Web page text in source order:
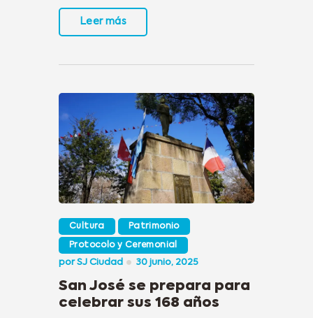
Leer más
Cultura Patrimonio
Protocolo y Ceremonial
porSJ Ciudad 30 junio, 2025
San José se prepara para
celebrar sus 168 años